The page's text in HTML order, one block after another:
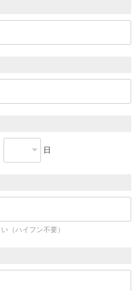
日
（ハイフン不要）